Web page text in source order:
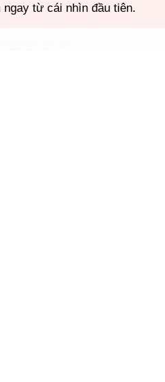
từ cái nhìn đầu tiên.